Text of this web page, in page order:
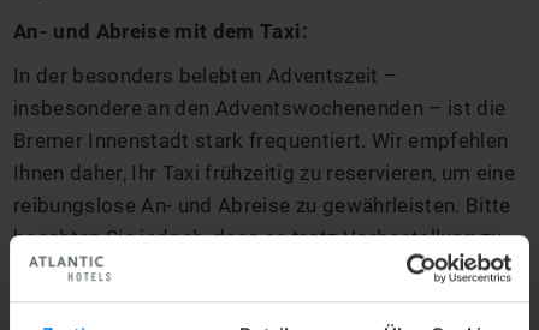
An- und Abreise mit dem Taxi:
In der besonders belebten Adventszeit –
insbesondere an den Adventswochenenden – ist die
Bremer Innenstadt stark frequentiert. Wir empfehlen
Ihnen daher, Ihr Taxi frühzeitig zu reservieren, um eine
reibungslose An- und Abreise zu gewährleisten. Bitte
beachten Sie jedoch, dass es trotz Vorbestellung zu
längeren Wartezeiten kommen kann. Auf Wunsch
organisieren wir nach Anfrage und Verfügbarkeit